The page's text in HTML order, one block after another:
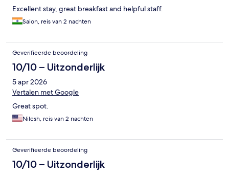
Excellent stay, great breakfast and helpful staff.
Saion, reis van 2 nachten
Geverifieerde beoordeling
10/10 – Uitzonderlijk
5 apr 2026
Vertalen met Google
Great spot.
Nilesh, reis van 2 nachten
Geverifieerde beoordeling
10/10 – Uitzonderlijk